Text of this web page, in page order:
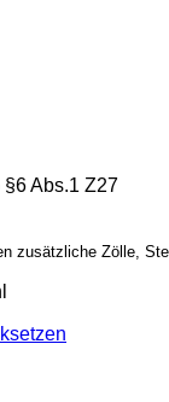
Abs.1 Z27
zusätzliche Zölle,